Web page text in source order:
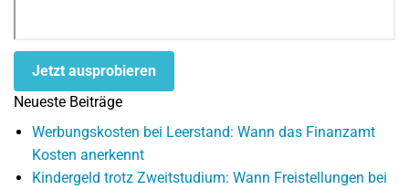
Jetzt ausprobieren
Neueste Beiträge
Werbungskosten bei Leerstand: Wann das Finanzamt
Kosten anerkennt
Kindergeld trotz Zweitstudium: Wann Freistellungen bei